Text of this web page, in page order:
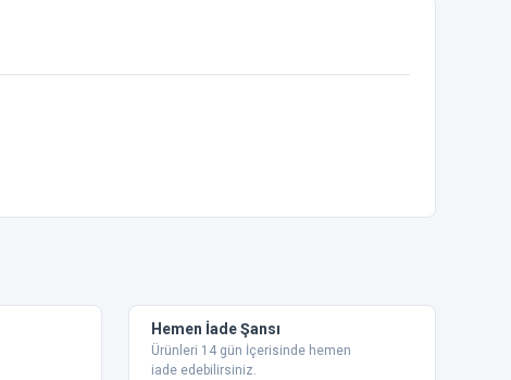
Hemen İade Şansı
Ürünleri 14 gün İçerisinde hemen
iade edebilirsiniz.